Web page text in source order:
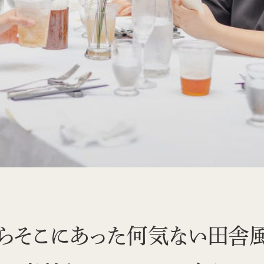
そこにあった何気ない田舎